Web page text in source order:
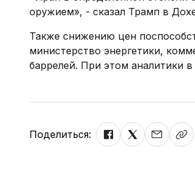
оружием», - сказал Трамп в
Также снижению цен
министерство энергетики,
баррелей. При этом аналитики
Поделиться: